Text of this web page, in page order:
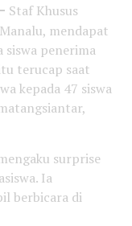
Staf Khusus
mendapat
siswa penerima
terucap saat
kepada 47 siswa
surprise
Ia
berbicara di